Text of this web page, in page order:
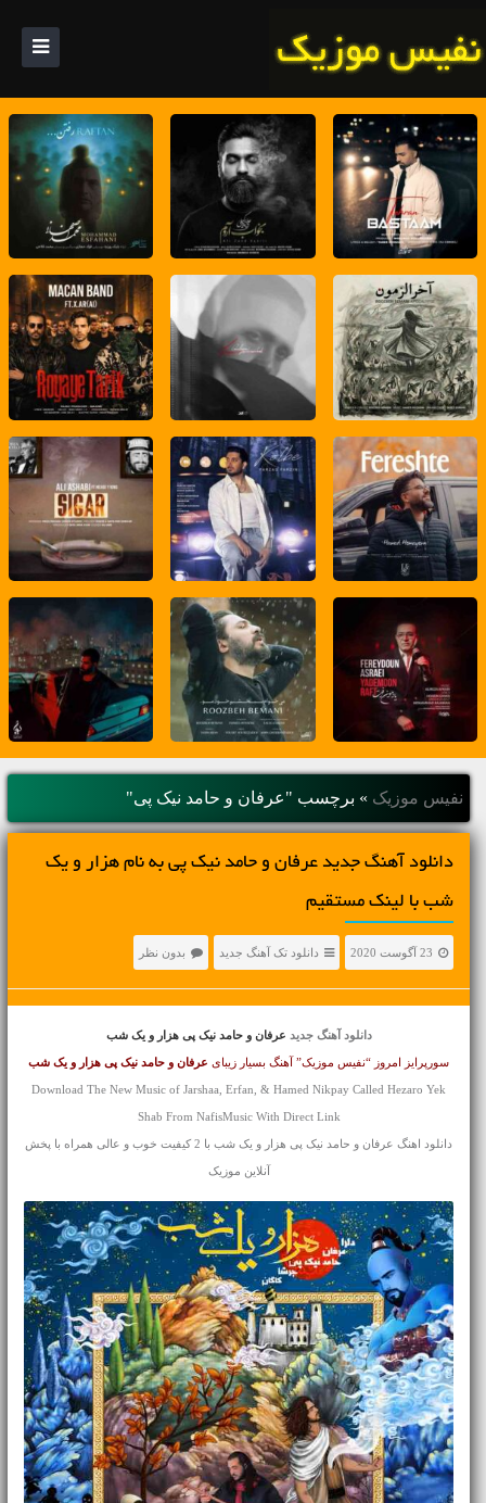
نفیس موزیک » برچسب "عرفان و حامد نیک پی"
دانلود آهنگ جديد عرفان و حامد نیک پی به نام هزار و یک
شب با لینک مستقیم
23 آگوست 2020 دانلود تک آهنگ جدید بدون نظر
دانلود آهنگ جدید عرفان و حامد نیک پی هزار و یک شب
سورپرایز امروز “نفیس موزیک” آهنگ بسیار زیبای عرفان و حامد نیک پی هزار و یک شب
Download The New Music of Jarshaa, Erfan, & Hamed Nikpay Called Hezaro Yek
Shab From NafisMusic With Direct Link
دانلود اهنگ عرفان و حامد نیک پی هزار و یک شب با 2 کیفیت خوب و عالی همراه با پخش
آنلاین موزیک